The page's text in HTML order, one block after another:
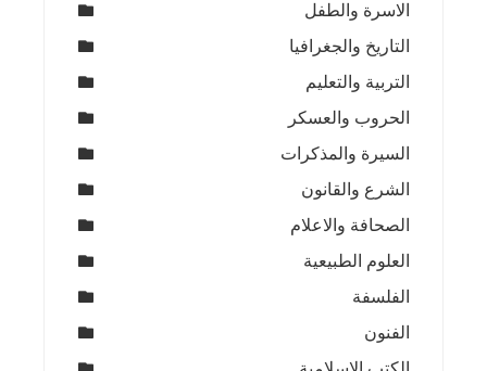
الاسرة والطفل
التاريخ والجغرافيا
التربية والتعليم
الحروب والعسكر
السيرة والمذكرات
الشرع والقانون
الصحافة والاعلام
العلوم الطبيعية
الفلسفة
الفنون